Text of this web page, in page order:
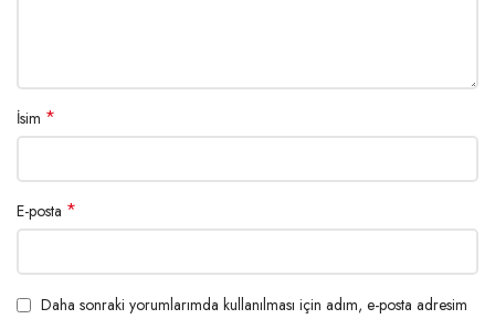
İsim *
E-posta *
Daha sonraki yorumlarımda kullanılması için adım, e-posta adresim